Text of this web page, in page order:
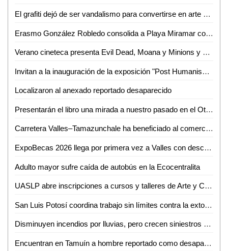
El grafiti dejó de ser vandalismo para convertirse en arte urbano
Erasmo González Robledo consolida a Playa Miramar como referente nacional e internacional con el izamiento Blue Flag 2026-2027
Verano cineteca presenta Evil Dead, Moana y Minions y monstruos
Invitan a la inauguración de la exposición "Post Humanism" eros y thanatos, de Ennio Castellano
Localizaron al anexado reportado desaparecido
Presentarán el libro una mirada a nuestro pasado en el Othoniano
Carretera Valles–Tamazunchale ha beneficiado al comercio y turismo de Tamazunchale: CANACO
ExpoBecas 2026 llega por primera vez a Valles con descuentos de hasta 60% para estudiantes
Adulto mayor sufre caída de autobús en la Ecocentralita
UASLP abre inscripciones a cursos y talleres de Arte y Cultura para el semestre agosto-diciembre 2026
San Luis Potosí coordina trabajo sin límites contra la extorsión
Disminuyen incendios por lluvias, pero crecen siniestros en viviendas de SLP: Bomberos
Encuentran en Tamuín a hombre reportado como desaparecido en Tamasopo